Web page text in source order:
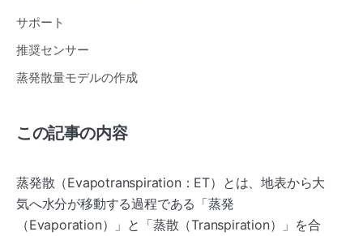
サポート
推奨センサー
蒸発散量モデルの作成
この記事の内容
蒸発散（Evapotranspiration：ET）とは、地表から大
気へ水分が移動する過程である「蒸発
（Evaporation）」と「蒸散（Transpiration）」を合